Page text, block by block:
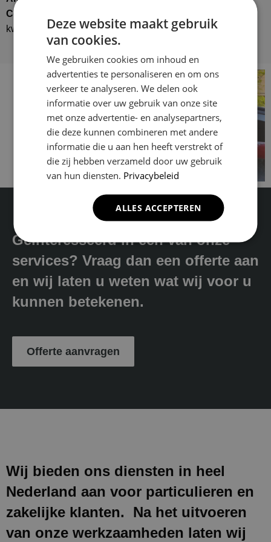
Company
kwaliteit en betrouwbaarheid gegarandeerd!
Geïnteresseerd in één van onze
services? Vraag dan een offerte aan
en wij laten u weten wat wij voor u
kunnen betekenen.
Offerte aanvragen
Wij bieden ons diensten in heel
Nederland aan voor particulieren en
zakelijke klanten. Na het uitvoeren
van onze werkzaamheden laten wij
Deze website maakt gebruik
van cookies.
We gebruiken cookies om inhoud en
advertenties te personaliseren en om ons
verkeer te analyseren. We delen ook
informatie over uw gebruik van onze site
met onze advertentie- en analysepartners,
die deze kunnen combineren met andere
informatie die u aan hen heeft verstrekt of
die zij hebben verzameld door uw gebruik
van hun diensten. Privacybeleid
ALLES ACCEPTEREN